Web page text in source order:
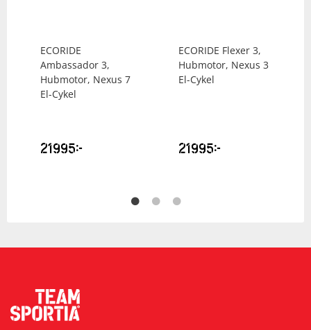
ECORIDE
Ambassador 3,
Hubmotor, Nexus 7
El-Cykel
21995kr
ECORIDE Flexer 3,
Hubmotor, Nexus 3
El-Cykel
21995kr